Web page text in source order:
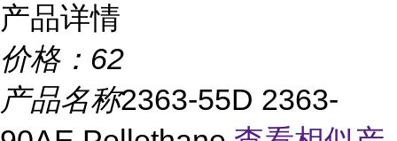
产品详情
价格： 62
产品名称2363-55D 2363-